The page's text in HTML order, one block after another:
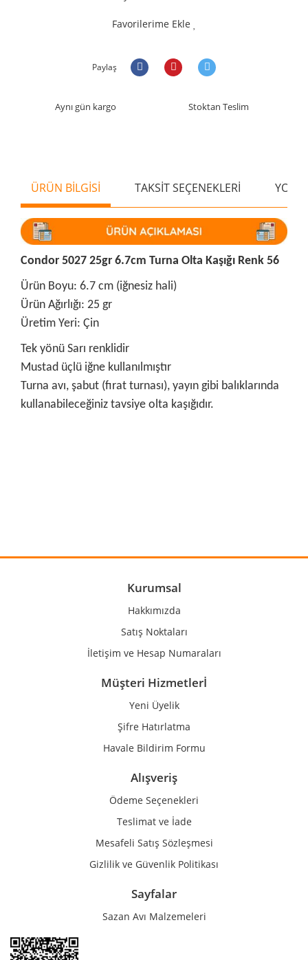
Favorilerime Ekle
Paylaş
Aynı gün kargo Stoktan Teslim
ÜRÜN BİLGİSİ TAKSİT SEÇENEKLERİ
Condor 5027 25gr 6.7cm Turna Olta Kaşığı Renk 56
Ürün Boyu: 6.7 cm (iğnesiz hali)
Ürün Ağırlığı: 25 gr
Üretim Yeri: Çin
Tek yönü Sarı renklidir
Mustad üçlü iğne kullanılmıştır
Turna avı, şabut (fırat turnası), yayın gibi balıklarında
kullanabileceğiniz tavsiye olta kaşığıdır.
Ürün açıklamasında eksik bilgiler bulunuyor.
Ürün bilgilerinde hatalar bulunuyor.
Gönder
Kurumsal
Hakkımızda
Satış Noktaları
İletişim ve Hesap Numaraları
Müşteri Hizmetlerİ
Yeni Üyelik
Şifre Hatırlatma
Havale Bildirim Formu
Alışveriş
Ödeme Seçenekleri
Teslimat ve İade
Mesafeli Satış Sözleşmesi
Gizlilik ve Güvenlik Politikası
Sayfalar
Sazan Avı Malzemeleri